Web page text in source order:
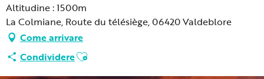
Altitudine : 1500m
La Colmiane, Route du télésiège, 06420 Valdeblore
Come arrivare
CondividereAjouter aux favoris